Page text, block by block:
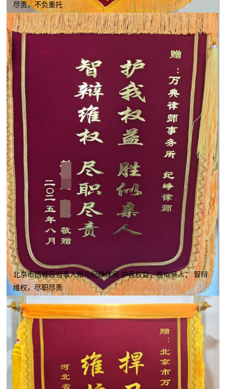
尽责，不负重托
北京市西城区当事人赠与纪峥律师 护我权益，胜似亲人； 智辩
维权，尽职尽责